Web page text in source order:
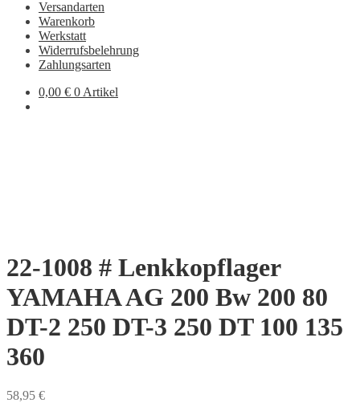
Versandarten
Warenkorb
Werkstatt
Widerrufsbelehrung
Zahlungsarten
0,00 € 0 Artikel
22-1008 # Lenkkopflager
YAMAHA AG 200 Bw 200 80
DT-2 250 DT-3 250 DT 100 135
360
58,95 €